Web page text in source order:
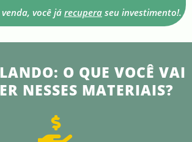
você já recupera seu investimento!.
O QUE VOCÊ VAI
NESSES MATERIAIS?